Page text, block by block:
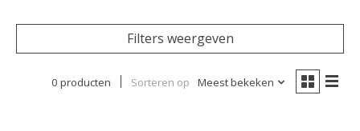
Filters weergeven
0 producten Sorteren op Meest bekeken